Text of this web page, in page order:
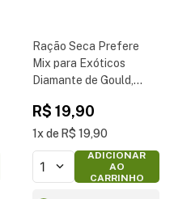
Ração Seca Prefere
Mix para Exóticos
Diamante de Gould,
500g
R$ 19,90
1 R$ 19,90
1
ADICIONAR
AO
CARRINHO